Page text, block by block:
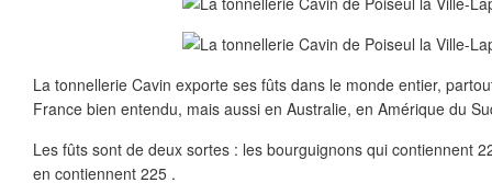
La tonnellerie Cavin exporte ses fûts dans le monde entier,
France bien entendu, mais aussi en Australie, en Amérique du
Les fûts sont de deux sortes : les bourguignons qui contiennent
en contiennent 225 .